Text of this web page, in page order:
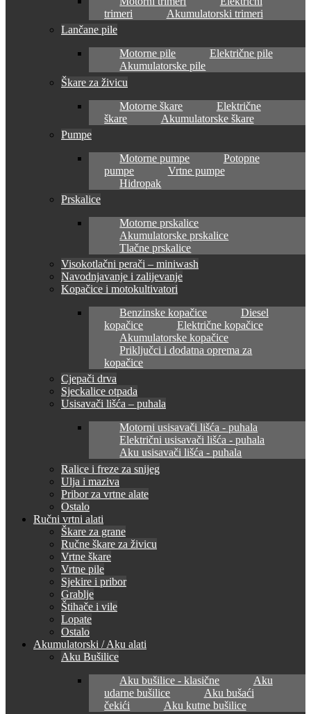
trimeri
Akumulatorski trimeri
Lančane pile
Motorne pile
Električne pile
Akumulatorske pile
Škare za živicu
Motorne škare
Električne
škare
Akumulatorske škare
Pumpe
Motorne pumpe
Potopne
pumpe
Vrtne pumpe
Hidropak
Prskalice
Motorne prskalice
Akumulatorske prskalice
Tlačne prskalice
Visokotlačni perači – miniwash
Navodnjavanje i zalijevanje
Kopačice i motokultivatori
Benzinske kopačice
Diesel
kopačice
Električne kopačice
Akumulatorske kopačice
Priključci i dodatna oprema za
kopačice
Cjepači drva
Sjeckalice otpada
Usisavači lišća – puhala
Motorni usisavači lišća - puhala
Električni usisavači lišća - puhala
Aku usisavači lišća - puhala
Ralice i freze za snijeg
Ulja i maziva
Pribor za vrtne alate
Ostalo
Ručni vrtni alati
Škare za grane
Ručne škare za živicu
Vrtne škare
Vrtne pile
Sjekire i pribor
Grablje
Štihače i vile
Lopate
Ostalo
Akumulatorski / Aku alati
Aku Bušilice
Aku bušilice - klasične
Aku
udarne bušilice
Aku bušaći
čekići
Aku kutne bušilice